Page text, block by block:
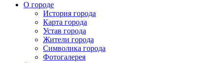
О городе
История города
Карта города
Устав города
Жители города
Символика города
Фотогалерея